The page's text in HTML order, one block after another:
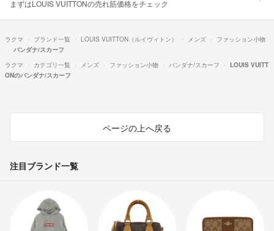
まずはLOUIS VUITTONの売れ筋価格をチェック
ラクマ ブランド一覧 LOUIS VUITTON（ルイヴィトン） メンズ
ファッション小物
バンダナ/スカーフ
ラクマ
カテゴリ一覧 メンズ ファッション小物 バンダナ/スカーフ
LOUIS VUITT
ONのバンダナ/スカーフ
ページの上へ戻る
注目ブランド一覧